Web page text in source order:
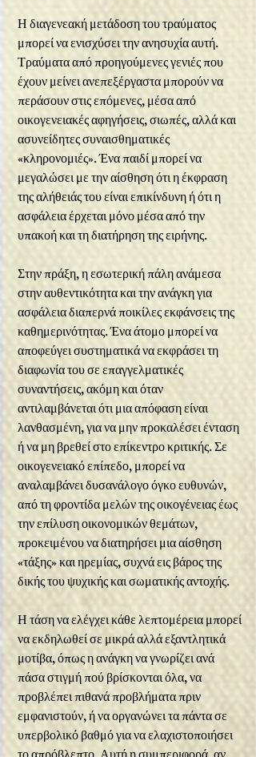
Η διαγενεακή μετάδοση του τραύματος
μπορεί να ενισχύσει την ανησυχία αυτή.
Τραύματα από προηγούμενες γενιές που
έχουν μείνει ανεπεξέργαστα μπορούν να
περάσουν στις επόμενες, μέσα από
οικογενειακές αφηγήσεις, σιωπές, αλλά και
ασυνείδητες συναισθηματικές
«κληρονομιές». Ένα παιδί μπορεί να
μεγαλώσει με την αίσθηση ότι η έκφραση
της αλήθειάς του είναι επικίνδυνη ή ότι η
ασφάλεια έρχεται μόνο μέσα από την
υπακοή και τη διατήρηση της ειρήνης.
Στην πράξη, η εσωτερική πάλη ανάμεσα
στην αυθεντικότητα και την ανάγκη για
ασφάλεια διαπερνά ποικίλες εκφάνσεις της
καθημερινότητας. Ένα άτομο μπορεί να
αποφεύγει συστηματικά να εκφράσει τη
διαφωνία του σε επαγγελματικές
συναντήσεις, ακόμη και όταν
αντιλαμβάνεται ότι μια απόφαση είναι
λανθασμένη, για να μην προκαλέσει ένταση
ή να μη βρεθεί στο επίκεντρο κριτικής. Σε
οικογενειακό επίπεδο, μπορεί να
αναλαμβάνει δυσανάλογο όγκο ευθυνών,
από τη φροντίδα μελών της οικογένειας έως
την επίλυση οικονομικών θεμάτων,
προκειμένου να διατηρήσει μια αίσθηση
«τάξης» και ηρεμίας, συχνά εις βάρος της
δικής του ψυχικής και σωματικής αντοχής.
Η τάση να ελέγχει κάθε λεπτομέρεια μπορεί
να εκδηλωθεί σε μικρά αλλά εξαντλητικά
μοτίβα, όπως η ανάγκη να γνωρίζει ανά
πάσα στιγμή πού βρίσκονται όλα, να
προβλέπει πιθανά προβλήματα πριν
εμφανιστούν, ή να οργανώνει τα πάντα σε
υπερβολικό βαθμό για να ελαχιστοποιήσει